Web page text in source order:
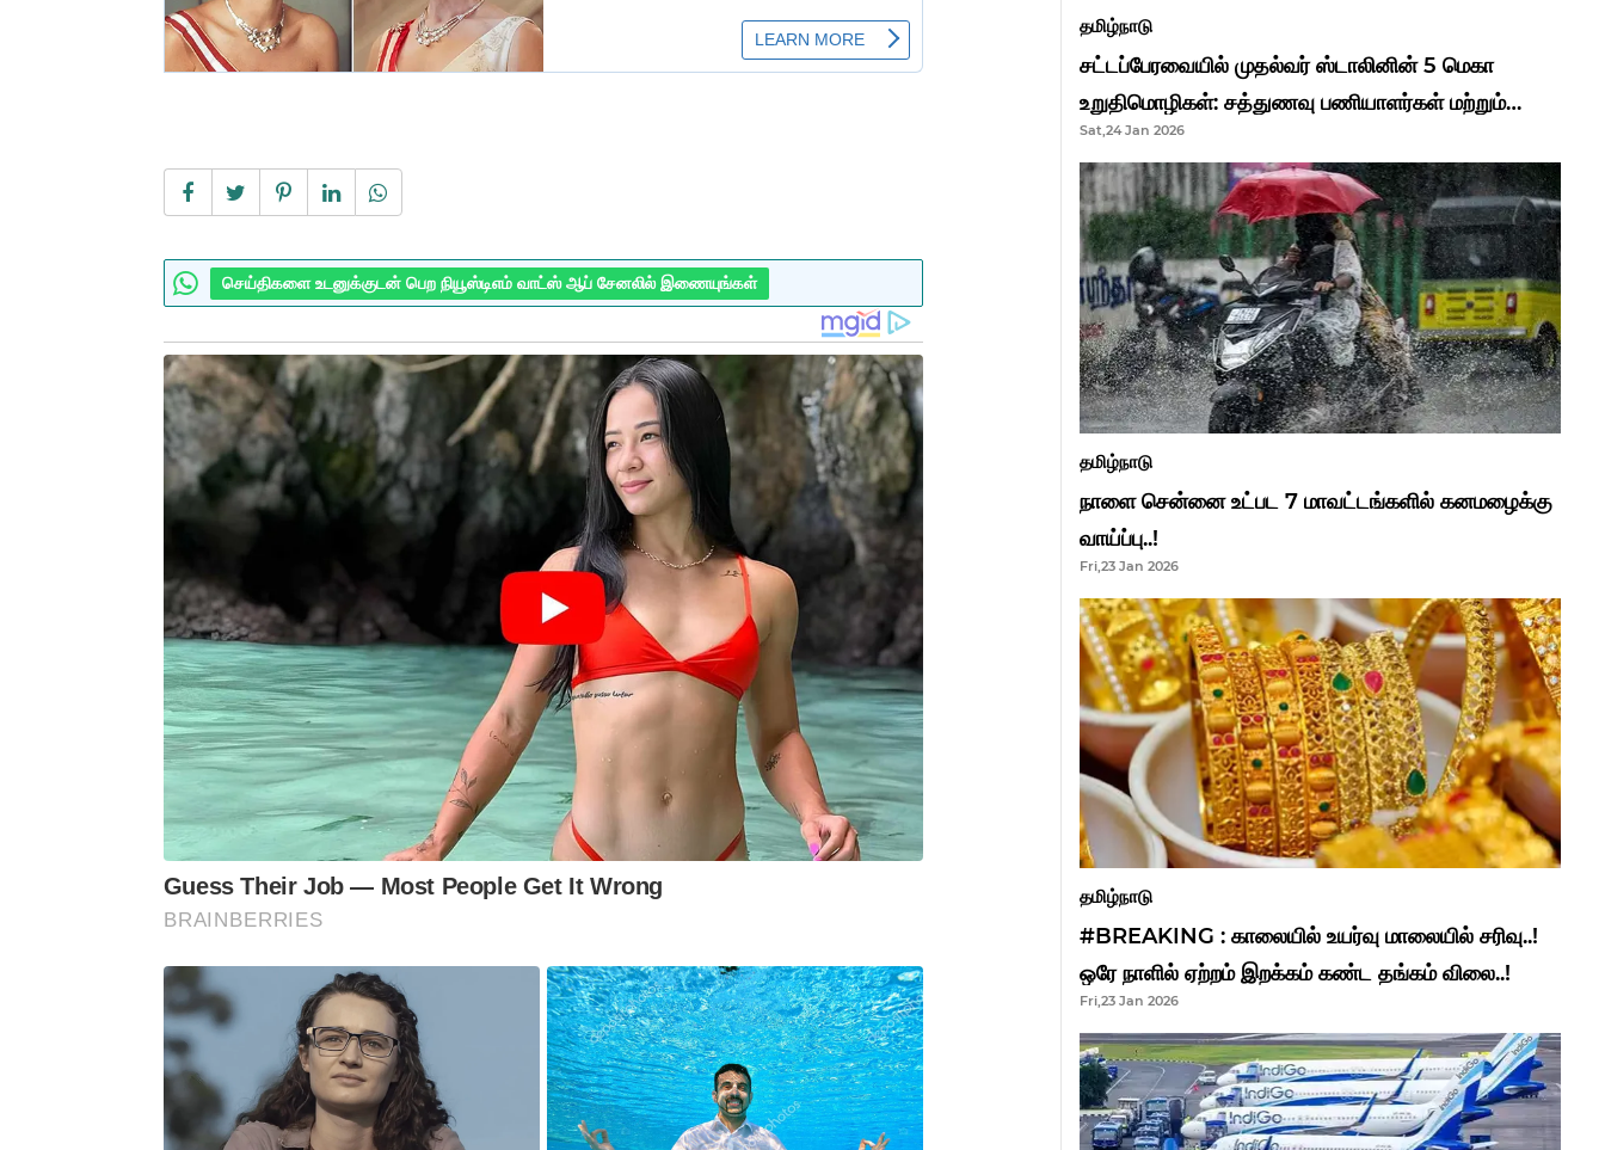
செய்திகளை உடனுக்குடன் பெற நியூஸ்டிஎம் வாட்ஸ் ஆப் சேனலில் இணையுங்கள்
தமிழ்நாடு
சட்டப்பேரவையில் முதல்வர் ஸ்டாலினின் 5 மெகா
உறுதிமொழிகள்: சத்துணவு பணியாளர்கள் மற்றும்
ஆசிரியர்களுக்கு ஜாக்பாட்!
Sat,24 Jan 2026
தமிழ்நாடு
நாளை சென்னை உட்பட 7 மாவட்டங்களில் கனமழைக்கு
வாய்ப்பு..!
Fri,23 Jan 2026
தமிழ்நாடு
#BREAKING : காலையில் உயர்வு மாலையில் சரிவு..!
ஒரே நாளில் ஏற்றம் இறக்கம் கண்ட தங்கம் விலை..!
Fri,23 Jan 2026